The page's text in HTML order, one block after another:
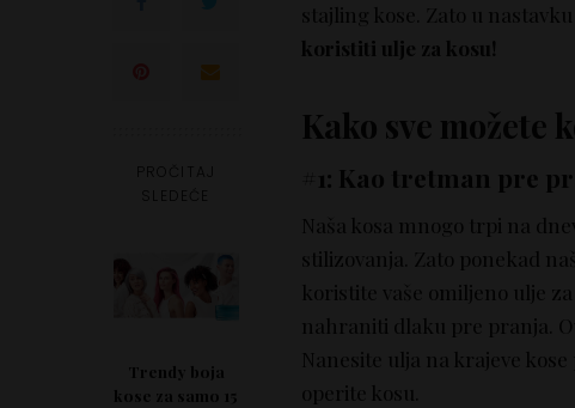
PROČITAJ
Trendy boja
kose za samo 15
stajling kose. Zato u
koristiti ulje za kosu!
Kako sve možete
#1: Kao tretman pre
Naša kosa mnogo trpi na
stilizovanja. Zato ponekad
koristite vaše omiljeno ulje
nahraniti dlaku pre pranja.
Nanesite ulja na krajeve
operite kosu.